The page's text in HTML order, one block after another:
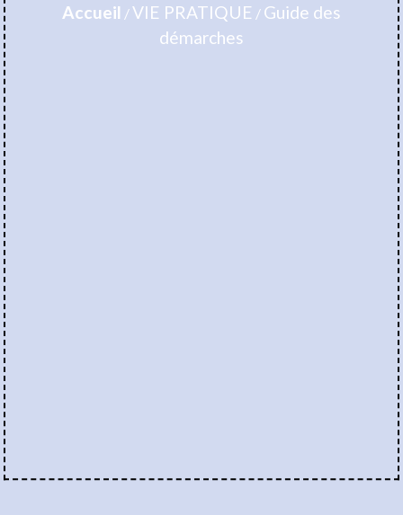
Accueil /VIE PRATIQUE / Guide des
démarches